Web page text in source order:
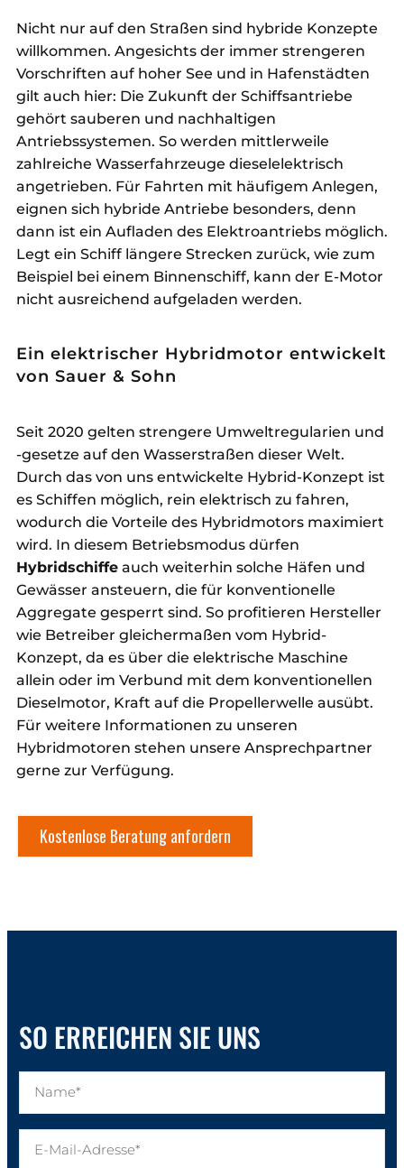
Nicht nur auf den Straßen sind hybride Konzepte
willkommen. Angesichts der immer strengeren
Vorschriften auf hoher See und in Hafenstädten
gilt auch hier: Die Zukunft der Schiffsantriebe
gehört sauberen und nachhaltigen
Antriebssystemen. So werden mittlerweile
zahlreiche Wasserfahrzeuge dieselelektrisch
angetrieben. Für Fahrten mit häufigem Anlegen,
eignen sich hybride Antriebe besonders, denn
dann ist ein Aufladen des Elektroantriebs möglich.
Legt ein Schiff längere Strecken zurück, wie zum
Beispiel bei einem Binnenschiff, kann der E-Motor
nicht ausreichend aufgeladen werden.
Ein elektrischer Hybridmotor entwickelt
von Sauer & Sohn
Seit 2020 gelten strengere Umweltregularien und
-gesetze auf den Wasserstraßen dieser Welt.
Durch das von uns entwickelte Hybrid-Konzept ist
es Schiffen möglich, rein elektrisch zu fahren,
wodurch die Vorteile des Hybridmotors maximiert
wird. In diesem Betriebsmodus dürfen
Hybridschiffe auch weiterhin solche Häfen und
Gewässer ansteuern, die für konventionelle
Aggregate gesperrt sind. So profitieren Hersteller
wie Betreiber gleichermaßen vom Hybrid-
Konzept, da es über die elektrische Maschine
allein oder im Verbund mit dem konventionellen
Dieselmotor, Kraft auf die Propellerwelle ausübt.
Für weitere Informationen zu unseren
Hybridmotoren stehen unsere Ansprechpartner
gerne zur Verfügung.
Kostenlose Beratung anfordern
SO ERREICHEN SIE UNS